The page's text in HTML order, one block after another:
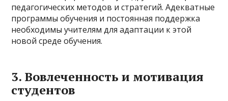
педагогических методов и стратегий. Адекватные
программы обучения и постоянная поддержка
необходимы учителям для адаптации к этой
новой среде обучения.
3. Вовлеченность и мотивация
студентов